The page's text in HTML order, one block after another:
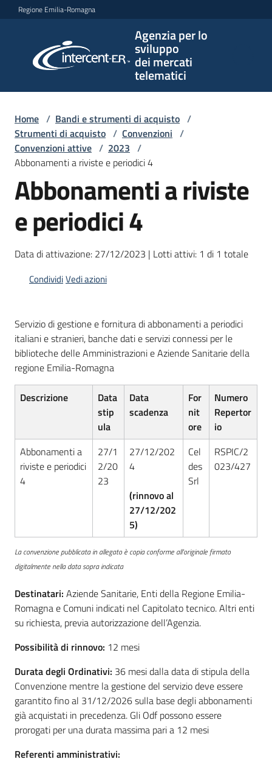
Vai al contenuto
Vai alla navigazione
Vai al footer
Regione Emilia-Romagna
Agenzia per lo
sviluppo
dei mercati
telematici
per lo
sviluppo
telematici
Bandi
strumenti
acquisto
Supporto
Piattaforme
telematiche
English
Seguici
su
Home / Bandi e strumenti di acquisto /
Strumenti di acquisto / Convenzioni /
Convenzioni attive / 2023 /
Abbonamenti a riviste e periodici 4
Abbonamenti a riviste
e periodici 4
Data di attivazione: 27/12/2023 | Lotti attivi: 1 di 1 totale
CondividiVedi azioni
Servizio di gestione e fornitura di abbonamenti a periodici
italiani e stranieri, banche dati e servizi connessi per le
biblioteche delle Amministrazioni e Aziende Sanitarie della
regione Emilia-Romagna
Descrizione
Data
stip
ula
Data
scadenza
For
nit
ore
Numero
Repertor
io
Abbonamenti a
riviste e periodici
4
27/1
2/20
23
27/12/202
4
(rinnovo al
27/12/202
5)
Cel
des
Srl
RSPIC/2
023/427
La convenzione pubblicata in allegato è copia conforme all'originale firmato
digitalmente nella data sopra indicata
Destinatari: Aziende Sanitarie, Enti della Regione Emilia-
Romagna e Comuni indicati nel Capitolato tecnico. Altri enti
su richiesta, previa autorizzazione dell’Agenzia.
Possibilità di rinnovo: 12 mesi
Durata degli Ordinativi: 36 mesi dalla data di stipula della
Convenzione mentre la gestione del servizio deve essere
garantito fino al 31/12/2026 sulla base degli abbonamenti
già acquistati in precedenza. Gli Odf possono essere
prorogati per una durata massima pari a 12 mesi
Referenti amministrativi: